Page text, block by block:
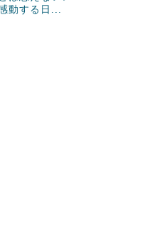
動する日...